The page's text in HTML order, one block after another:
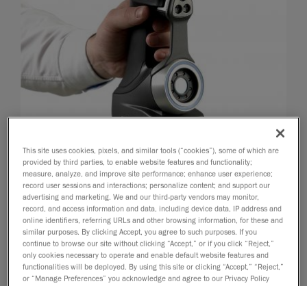
5 mai 2014
Lévis, Québec, CANADA, le 5 mai 2014– Creaform,
un chef de file mondial des
solutions de mesure 3D portableset des
services d’ingénierie 3D, a annoncé aujourd’hui le
lancement d’une nouvelle génération de
scanneurs laserHandySCAN3D, des modèles
This site uses cookies, pixels, and similar tools (“cookies”), some of which are
provided by third parties, to enable website features and functionality;
measure, analyze, and improve site performance; enhance user experience;
record user sessions and interactions; personalize content; and support our
advertising and marketing. We and our third-party vendors may monitor,
record, and access information and data, including device data, IP address and
online identifiers, referring URLs and other browsing information, for these and
similar purposes. By clicking Accept, you agree to such purposes. If you
continue to browse our site without clicking “Accept,” or if you click “Reject,”
only cookies necessary to operate and enable default website features and
functionalities will be deployed. By using this site or clicking “Accept,” “Reject,”
or “Manage Preferences” you acknowledge and agree to our Privacy Policy